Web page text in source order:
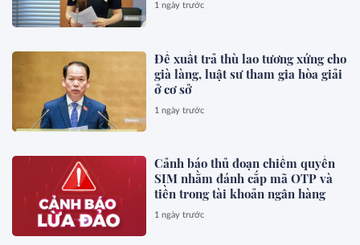
1 ngày trước
Đề xuất trả thù lao tương xứng cho
già làng, luật sư tham gia hòa giải
ở cơ sở
1 ngày trước
Cảnh báo thủ đoạn chiếm quyền
SIM nhằm đánh cắp mã OTP và
tiền trong tài khoản ngân hàng
1 ngày trước